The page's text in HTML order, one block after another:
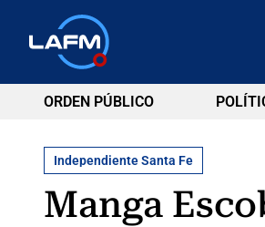
ORDEN PÚBLICO
Independiente Santa Fe
Manga